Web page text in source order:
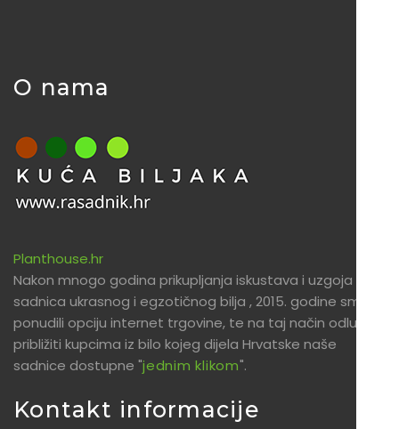
O nama
Planthouse.hr
Nakon mnogo godina prikupljanja iskustava i uzgoja
sadnica ukrasnog i egzotičnog bilja , 2015. godine smo
ponudili opciju internet trgovine, te na taj način odlučili
približiti kupcima iz bilo kojeg dijela Hrvatske naše
sadnice dostupne "jednim klikom".
Kontakt informacije